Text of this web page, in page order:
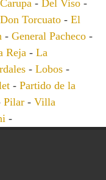
Carupa - Del Viso -
Don Torcuato - El
- General Pacheco -
Reja - La
- Lobos -
- Partido de la
Pilar - Villa
-